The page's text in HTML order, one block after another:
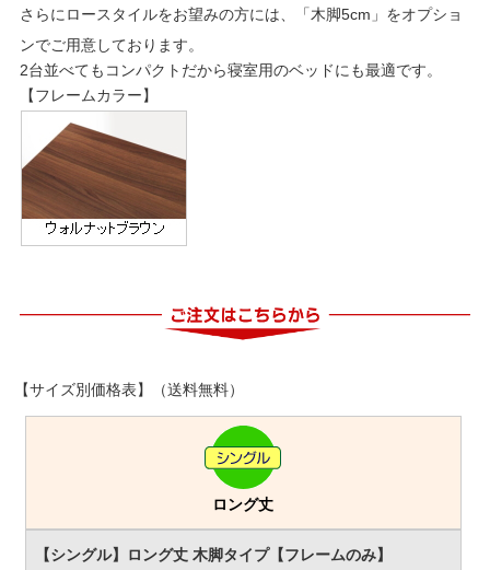
さらにロースタイルをお望みの方には、「木脚5cm」をオプショ
ンでご用意しております。
2台並べてもコンパクトだから寝室用のベッドにも最適です。
【フレームカラー】
【サイズ別価格表】（送料無料）
ロング丈